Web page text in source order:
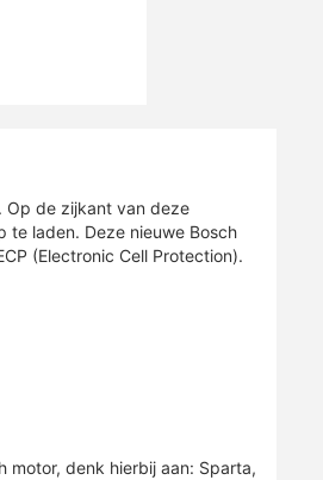
Op de zijkant van deze
te laden. Deze nieuwe Bosch
(Electronic Cell Protection).
motor, denk hierbij aan: Sparta,